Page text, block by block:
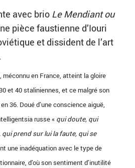
avec brio Le Mendiant ou
pièce faustienne d’Iouri
et dissident de l’art
méconnu en France, atteint la gloire
et 40 staliniennes, et ce malgré son
36. Doué d’une conscience aiguë,
russe « qui doute, qui
prend sur lui la faute, qui se
une inadéquation avec le type de
d’où son sentiment d’inutilité